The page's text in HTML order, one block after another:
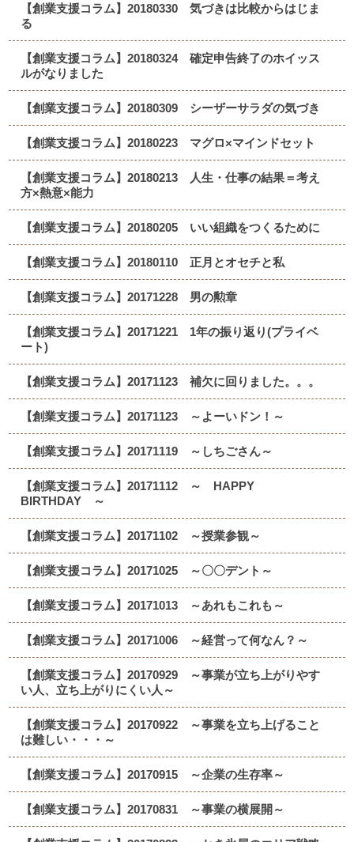
【創業支援コラム】20180330 気づきは比較からはじま
る
【創業支援コラム】20180324 確定申告終了のホイッス
ルがなりました
【創業支援コラム】20180309 シーザーサラダの気づき
【創業支援コラム】20180223 マグロ×マインドセット
【創業支援コラム】20180213 人生・仕事の結果＝考え
方×熱意×能力
【創業支援コラム】20180205 いい組織をつくるために
【創業支援コラム】20180110 正月とオセチと私
【創業支援コラム】20171228 男の勲章
【創業支援コラム】20171221 1年の振り返り(プライベ
ート)
【創業支援コラム】20171123 補欠に回りました。。。
【創業支援コラム】20171123 ～よーいドン！～
【創業支援コラム】20171119 ～しちごさん～
【創業支援コラム】20171112 ～ HAPPY
BIRTHDAY ～
【創業支援コラム】20171102 ～授業参観～
【創業支援コラム】20171025 ～〇〇デント～
【創業支援コラム】20171013 ～あれもこれも～
【創業支援コラム】20171006 ～経営って何なん？～
【創業支援コラム】20170929 ～事業が立ち上がりやす
い人、立ち上がりにくい人～
【創業支援コラム】20170922 ～事業を立ち上げること
は難しい・・・～
【創業支援コラム】20170915 ～企業の生存率～
【創業支援コラム】20170831 ～事業の横展開～